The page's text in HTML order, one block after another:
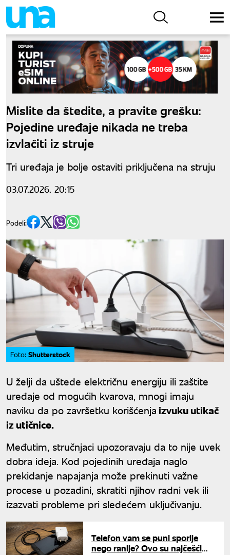
Mislite da štedite, a pravite grešku:
Pojedine uređaje nikada ne treba
izvlačiti iz struje
Tri uređaja je bolje ostaviti priključena na struju
03.07.2026. 20:15
Podeli:
Foto: Shutterstock
U želji da uštede električnu energiju ili zaštite
uređaje od mogućih kvarova, mnogi imaju
naviku da po završetku korišćenja izvuku utikač
iz utičnice.
Međutim, stručnjaci upozoravaju da to nije uvek
dobra ideja. Kod pojedinih uređaja naglo
prekidanje napajanja može prekinuti važne
procese u pozadini, skratiti njihov radni vek ili
izazvati probleme pri sledećem uključivanju.
Telefon vam se puni sporije
nego ranije? Ovo su najčešći